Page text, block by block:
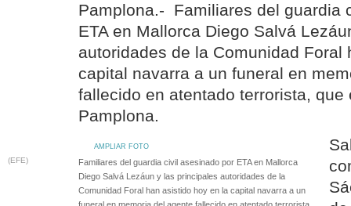
Pamplona.- Familiares del guardia
ETA en Mallorca Diego Salvá
autoridades de la Comunidad Foral
capital navarra a un funeral en
fallecido en atentado terrorista, que
Pamplona.
AMPLIAR FOTO
(EFE)
Familiares del guardia civil asesinado por ETA en Mallorca
Diego Salvá Lezáun y las principales autoridades de la
Comunidad Foral han asistido hoy en la capital navarra a un